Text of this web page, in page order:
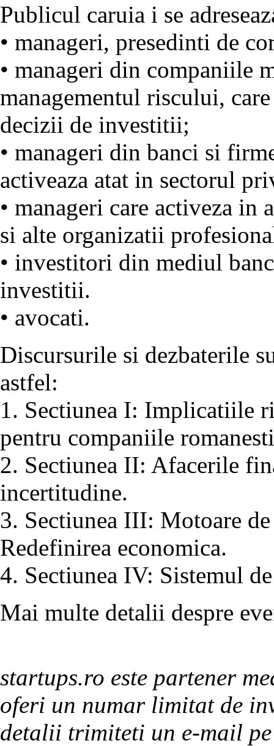
Publicul caruia i se
• manageri, presedinti de
• manageri din companiile
managementul riscului,
decizii de investitii;
• manageri din banci si
activeaza atat in sectorul
• manageri care activeza
si alte organizatii
• investitori din mediul
investitii.
• avocati.
Discursurile si dezbaterile
astfel:
1. Sectiunea I: Implicatiile
pentru companiile
2. Sectiunea II: Afacerile
incertitudine.
3. Sectiunea III: Motoare
Redefinirea economica.
4. Sectiunea IV: Sistemul
Mai multe detalii despre
startups.ro este partener
oferi un numar limitat de
detalii trimiteti un e-mail